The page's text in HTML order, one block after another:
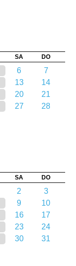
SA DO
6
7
13
14
20
21
27
28
SA DO
2
3
9
10
16
17
23
24
30 31